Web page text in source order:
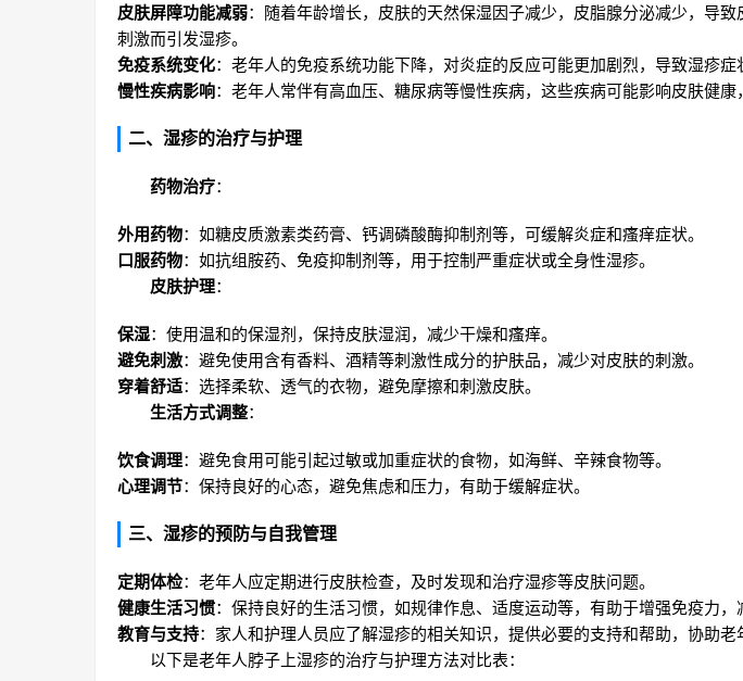
皮肤屏障功能减弱：随着年龄增长，皮肤的天然保湿因子减少，皮脂腺分泌减少，导
刺激而引发湿疹。
免疫系统变化：老年人的免疫系统功能下降，对炎症的反应可能更加剧烈，导致湿疹症
慢性疾病影响：老年人常伴有高血压、糖尿病等慢性疾病，这些疾病可能影响皮肤健康
二、湿疹的治疗与护理
药物治疗：
外用药物：如糖皮质激素类药膏、钙调磷酸酶抑制剂等，可缓解炎症和瘙痒症状。
口服药物：如抗组胺药、免疫抑制剂等，用于控制严重症状或全身性湿疹。
皮肤护理：
保湿：使用温和的保湿剂，保持皮肤湿润，减少干燥和瘙痒。
避免刺激：避免使用含有香料、酒精等刺激性成分的护肤品，减少对皮肤的刺激。
穿着舒适：选择柔软、透气的衣物，避免摩擦和刺激皮肤。
生活方式调整：
饮食调理：避免食用可能引起过敏或加重症状的食物，如海鲜、辛辣食物等。
心理调节：保持良好的心态，避免焦虑和压力，有助于缓解症状。
三、湿疹的预防与自我管理
定期体检：老年人应定期进行皮肤检查，及时发现和治疗湿疹等皮肤问题。
健康生活习惯：保持良好的生活习惯，如规律作息、适度运动等，有助于增强免疫力，
教育与支持：家人和护理人员应了解湿疹的相关知识，提供必要的支持和帮助，协助老
以下是老年人脖子上湿疹的治疗与护理方法对比表：